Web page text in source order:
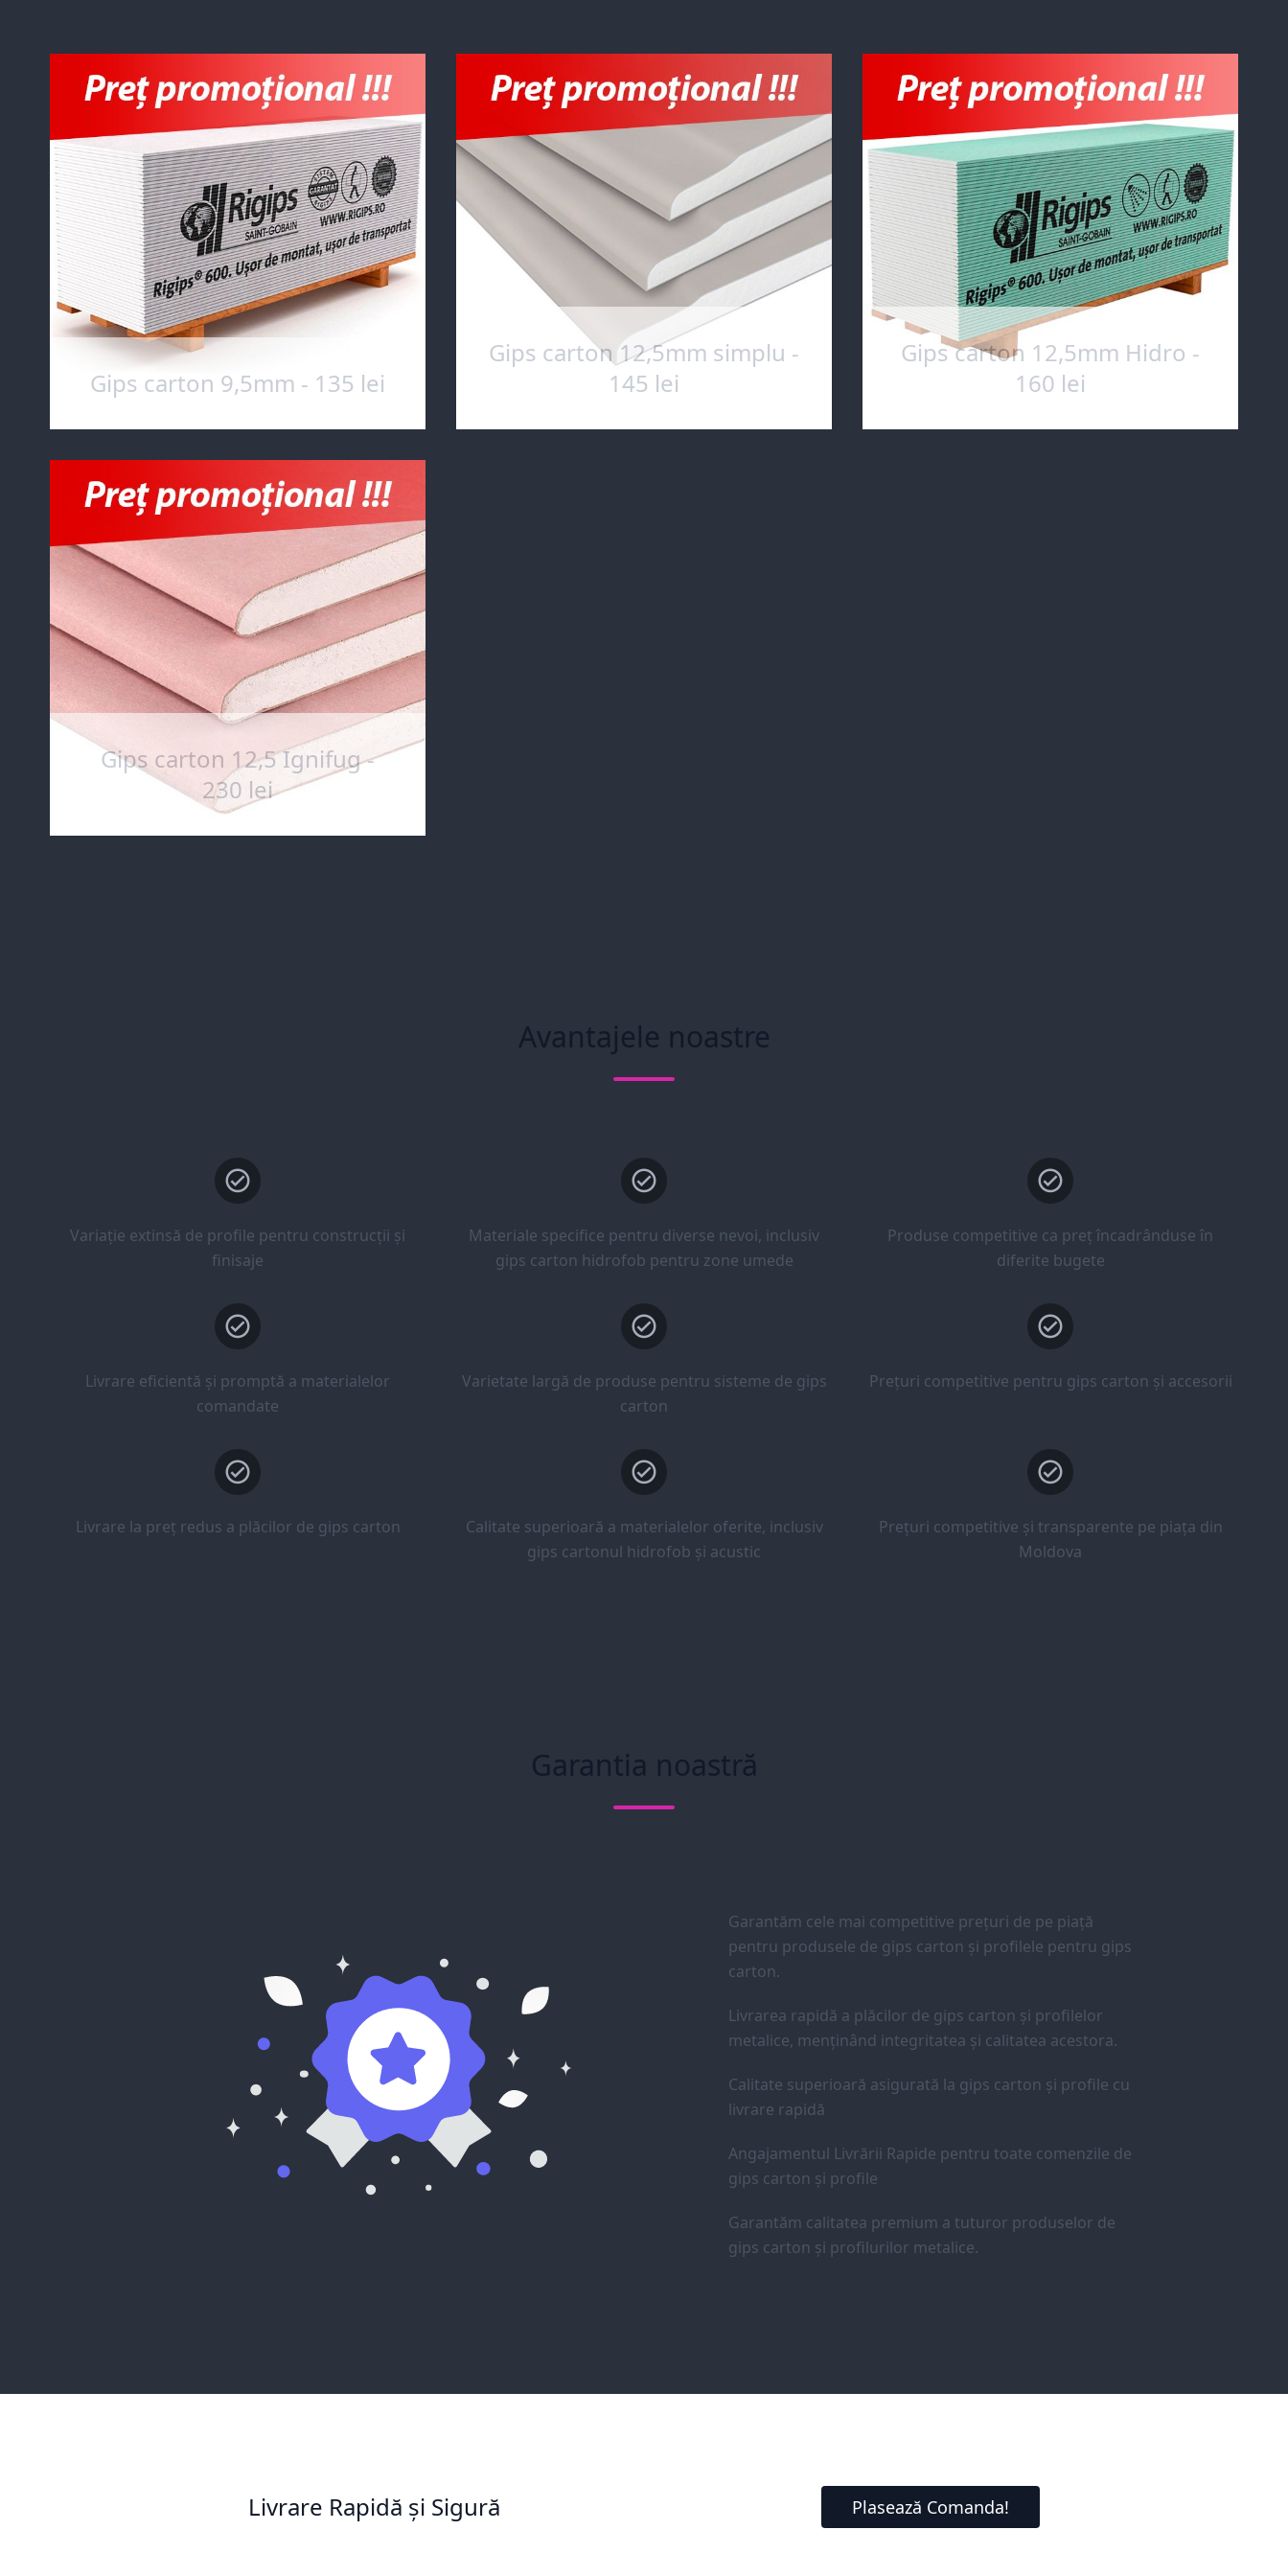
Gips carton 9,5mm - 135 lei
Gips carton 12,5mm simplu -
145 lei
Gips carton 12,5mm Hidro -
160 lei
Gips carton 12,5 Ignifug -
230 lei
Avantajele noastre
Variație extinsă de profile pentru construcții și
finisaje
Materiale specifice pentru diverse nevoi, inclusiv
gips carton hidrofob pentru zone umede
Produse competitive ca preț încadrânduse în
diferite bugete
Livrare eficientă și promptă a materialelor
comandate
Varietate largă de produse pentru sisteme de gips
carton
Prețuri competitive pentru gips carton și accesorii
Livrare la preț redus a plăcilor de gips carton
Calitate superioară a materialelor oferite, inclusiv
gips cartonul hidrofob și acustic
Prețuri competitive și transparente pe piața din
Moldova
Garantia noastră
Garantăm cele mai competitive prețuri de pe piață
pentru produsele de gips carton și profilele pentru gips
carton.
Livrarea rapidă a plăcilor de gips carton și profilelor
metalice, menținând integritatea și calitatea acestora.
Calitate superioară asigurată la gips carton și profile cu
livrare rapidă
Angajamentul Livrării Rapide pentru toate comenzile de
gips carton și profile
Garantăm calitatea premium a tuturor produselor de
gips carton și profilurilor metalice.
Livrare Rapidă și Sigură Plasează Comanda!